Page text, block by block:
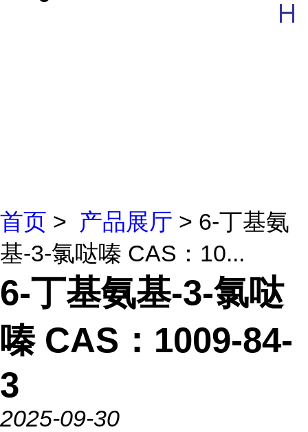
首页 > 产品展厅 > 6-丁基氨
基-3-氯哒嗪 CAS：10...
6-丁基氨基-3-氯哒
嗪 CAS：1009-84-
3
2025-09-30